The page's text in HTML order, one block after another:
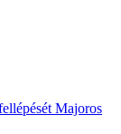
Majoros